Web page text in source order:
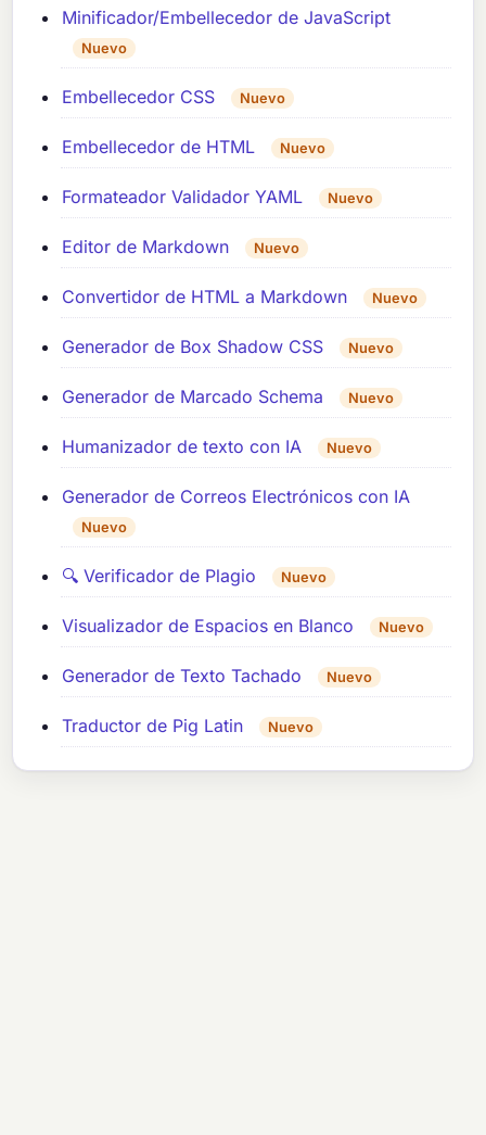
Minificador/Embellecedor de JavaScript
Nuevo
Embellecedor CSS Nuevo
Embellecedor de HTML Nuevo
Formateador Validador YAML Nuevo
Editor de Markdown Nuevo
Convertidor de HTML a Markdown Nuevo
Generador de Box Shadow CSS Nuevo
Generador de Marcado Schema Nuevo
Humanizador de texto con IA Nuevo
Generador de Correos Electrónicos con IA
Nuevo
🔍 Verificador de Plagio Nuevo
Visualizador de Espacios en Blanco Nuevo
Generador de Texto Tachado Nuevo
Traductor de Pig Latin Nuevo